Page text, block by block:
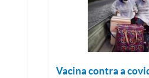
Vacina contra a